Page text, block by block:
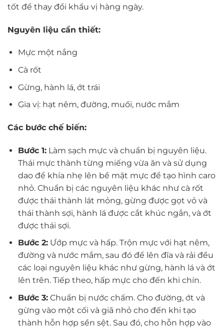
tốt để thay đổi khẩu vị hàng ngày.
Nguyên liệu cần thiết:
Mực một nắng
Cà rốt
Gừng, hành lá, ớt trái
Gia vị: hạt nêm, đường, muối, nước mắm
Các bước chế biến:
Bước 1:Làm sạch mực và chuẩn bị nguyên liệu.
Thái mực thành từng miếng vừa ăn và sử dụng
dao để khía nhẹ lên bề mặt mực để tạo hình caro
nhỏ. Chuẩn bị các nguyên liệu khác như cà rốt
được thái thành lát mỏng, gừng được gọt vỏ và
thái thành sợi, hành lá được cắt khúc ngắn, và ớt
được thái sợi.
Bước 2:Ướp mực và hấp. Trộn mực với hạt nêm,
đường và nước mắm, sau đó để lên đĩa và rải đều
các loại nguyên liệu khác như gừng, hành lá và ớt
lên trên. Tiếp theo, hấp mực cho đến khi chín.
Bước 3:Chuẩn bị nước chấm. Cho đường, ớt và
gừng vào một cối và giã nhỏ cho đến khi tạo
thành hỗn hợp sền sệt. Sau đó, cho hỗn hợp vào